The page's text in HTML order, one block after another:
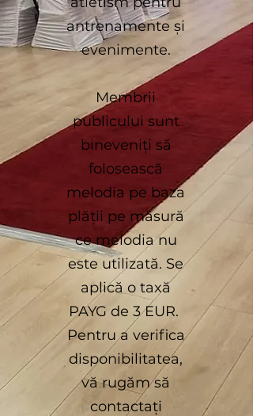
antrenamente și
evenimente.
Membrii
publicului sunt
bineveniți să
folosească
melodia pe baza
plății pe măsură
ce melodia nu
este utilizată. Se
aplică o taxă
PAYG de 3 EUR.
Pentru a verifica
disponibilitatea,
vă rugăm să
contactați